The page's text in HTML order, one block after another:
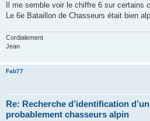
a
g
Il me semble voir le chiffre 6 sur certains
Le 6e Bataillon de Chasseurs était bien
Cordialement
Jean
Fab77
Re: Recherche d’identification
probablement chasseurs alpin